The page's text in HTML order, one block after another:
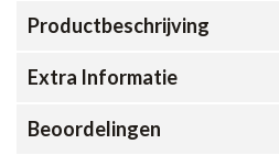
Productbeschrijving
Extra Informatie
Beoordelingen